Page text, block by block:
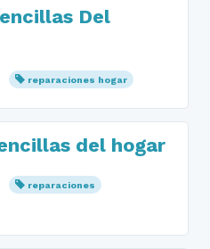
Del
reparaciones hogar
del hogar
reparaciones